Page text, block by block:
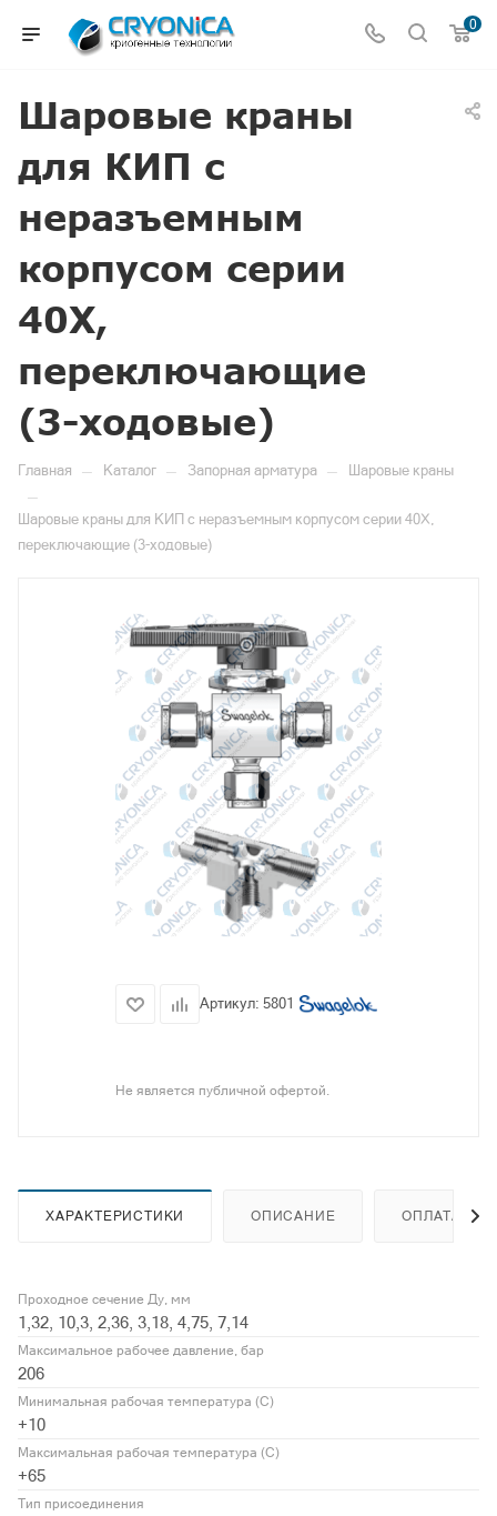
0
Шаровые краны
для КИП с
неразъемным
корпусом серии
40X,
переключающие
(3-ходовые)
Главная — Каталог — Запорная арматура — Шаровые краны
—
Шаровые краны для КИП с неразъемным корпусом серии 40X,
переключающие (3-ходовые)
Артикул: 5801
Не является публичной офертой.
ХАРАКТЕРИСТИКИ ОПИСАНИЕ ОПЛАТА
Проходное сечение Ду, мм
1,32, 10,3, 2,36, 3,18, 4,75, 7,14
Максимальное рабочее давление, бар
206
Минимальная рабочая температура (С)
+10
Максимальная рабочая температура (С)
+65
Тип присоединения